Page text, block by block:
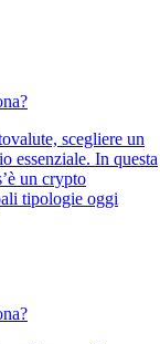
scegliere un
essenziale. In questa
un crypto
tipologie oggi